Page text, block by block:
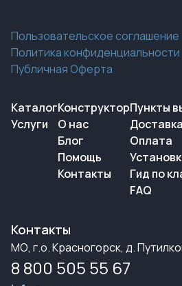
Пользовательское соглашение
Политика конфиденциальности
Публичная Оферта
Каталог
Услуги
Конструктор
О нас
Блог
Помощь
Контакты
Пункты
Доставка
Оплата
Гид по
FAQ
Контакты
МО, г.о. Красногорск, д.
8 800 505 55 67